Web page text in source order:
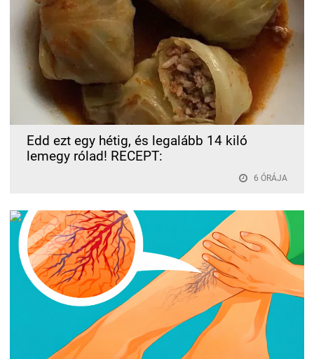
Edd ezt egy hétig, és legalább 14 kiló
lemegy rólad! RECEPT:
6 ÓRÁJA